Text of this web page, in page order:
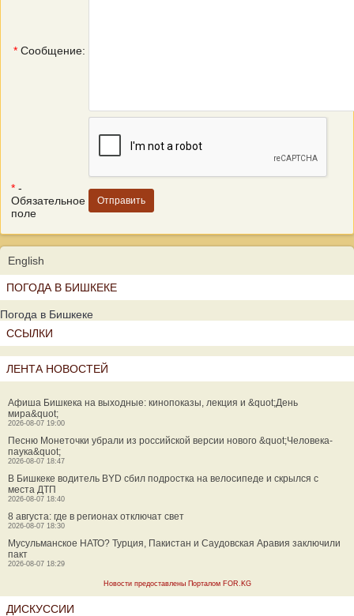
* Сообщение:
* -
Обязательное
поле
English
ПОГОДА В БИШКЕКЕ
Погода в Бишкеке
ССЫЛКИ
ЛЕНТА НОВОСТЕЙ
Афиша Бишкека на выходные: кинопоказы, лекция и &quot;День
мира&quot;
2026-08-07 19:00
Песню Монеточки убрали из российской версии нового &quot;Человека-
паука&quot;
2026-08-07 18:47
В Бишкеке водитель BYD сбил подростка на велосипеде и скрылся с
места ДТП
2026-08-07 18:40
8 августа: где в регионах отключат свет
2026-08-07 18:30
Мусульманское НАТО? Турция, Пакистан и Саудовская Аравия заключили
пакт
2026-08-07 18:29
Новости предоставлены Порталом FOR.KG
ДИСКУССИИ